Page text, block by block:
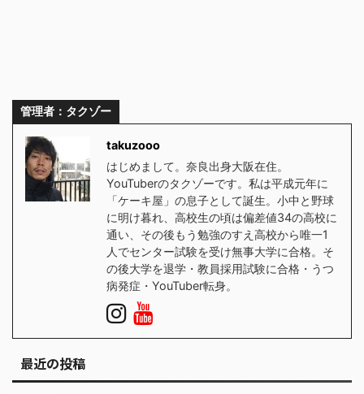
管理者：タクゾー
takuzooo
はじめまして。奈良出身大阪在住。
YouTuberのタクゾーです。私は平成元年に
「ケーキ屋」の息子として誕生。小中と野球
に明け暮れ、高校生の頃は偏差値34の高校に
通い、その後もう勉強のすえ高校から唯一1
人でセンター試験を受け無事大学に合格。そ
の後大学を退学・教員採用試験に合格・うつ
病発症・YouTuber転身。
最近の投稿